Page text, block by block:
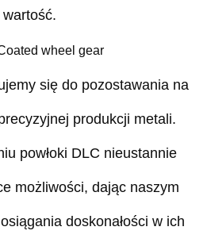
wartość.
się do pozostawania na
produkcji metali.
powłoki DLC nieustannie
możliwości, dając naszym
doskonałości w ich